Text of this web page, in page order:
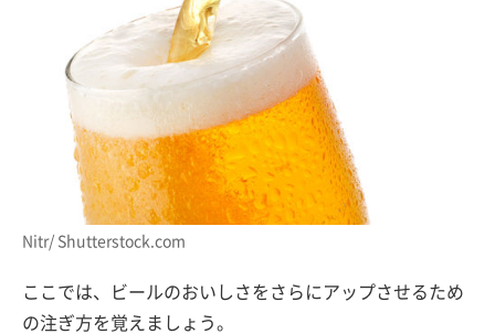
Nitr/ Shutterstock.com
ここでは、ビールのおいしさをさらにアップさせるため
の注ぎ方を覚えましょう。